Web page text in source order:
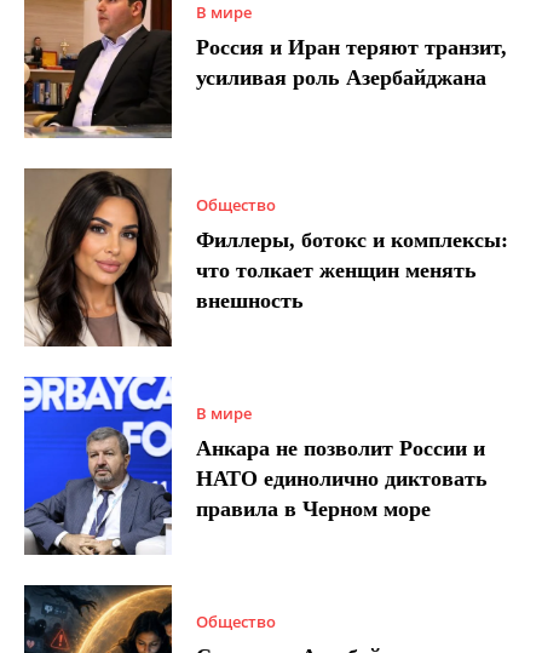
В мире
Россия и Иран теряют транзит,
усиливая роль Азербайджана
Общество
Филлеры, ботокс и комплексы:
что толкает женщин менять
внешность
В мире
Анкара не позволит России и
НАТО единолично диктовать
правила в Черном море
Общество